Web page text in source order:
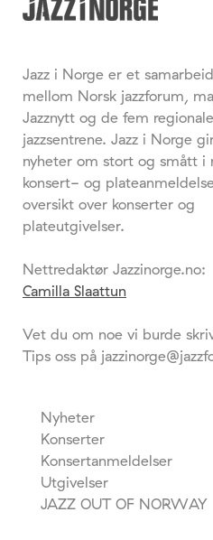
Jazz i Norge er et
mellom Norsk jazzforum,
Jazznytt og de fem regionale
jazzsentrene. Jazz i Norge
nyheter om stort og smått i
konsert- og
oversikt over konserter og
plateutgivelser.
Nettredaktør Jazzinorge.no:
Camilla Slaattun
Vet du om noe vi burde
Tips oss på
Nyheter
Konserter
Konsertanmeldelser
Utgivelser
JAZZ OUT OF NORWAY